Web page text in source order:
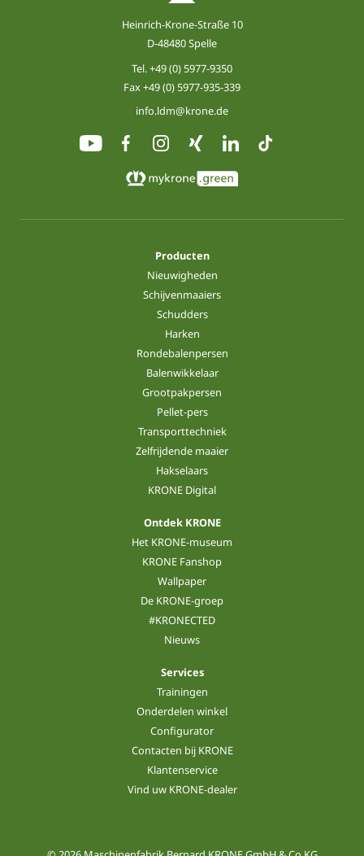
Heinrich-Krone-Straße 10
D-48480 Spelle
Tel.+49 (0) 5977-9350
Fax +49 (0) 5977-935-339
info.ldm@krone.de
Producten
Nieuwigheden
Schijvenmaaiers
Schudders
Harken
Rondebalenpersen
Balenwikkelaar
Grootpakpersen
Pellet-pers
Transporttechniek
Zelfrijdende maaier
Hakselaars
KRONE Digital
Ontdek KRONE
Het KRONE-museum
KRONE Fanshop
Wallpaper
De KRONE-groep
#KRONECTED
Nieuws
Services
Trainingen
Onderdelen winkel
Configurator
Contacten bij KRONE
Klantenservice
Vind uw KRONE-dealer